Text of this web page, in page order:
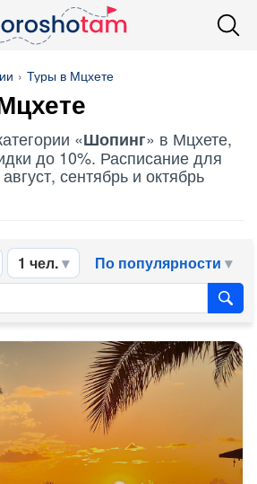
Туры в Мцхете
«Шопинг» в Мцхете,
до 10%. Расписание для
сентябрь и октябрь
1 чел. По популярности